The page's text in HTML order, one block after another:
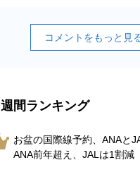
コメントをもっと見
週間ランキング
お盆の国際線予約、ANAと
ANA前年超え、JALは1割減